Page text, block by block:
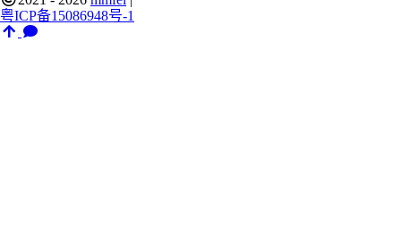
粤ICP备15086948号-1